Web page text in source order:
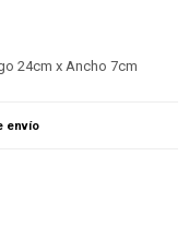
24cm x Ancho 7cm
envío